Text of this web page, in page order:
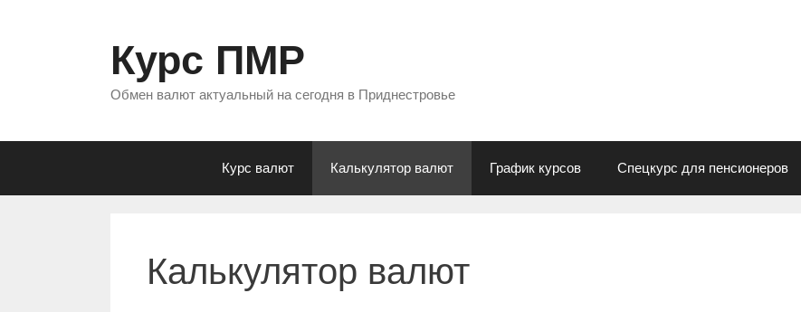
Курс ПМР
Обмен валют актуальный на сегодня в Приднестровье
Курс валют Калькулятор валют График курсов Спецкурс для пенсионеров
Калькулятор валют